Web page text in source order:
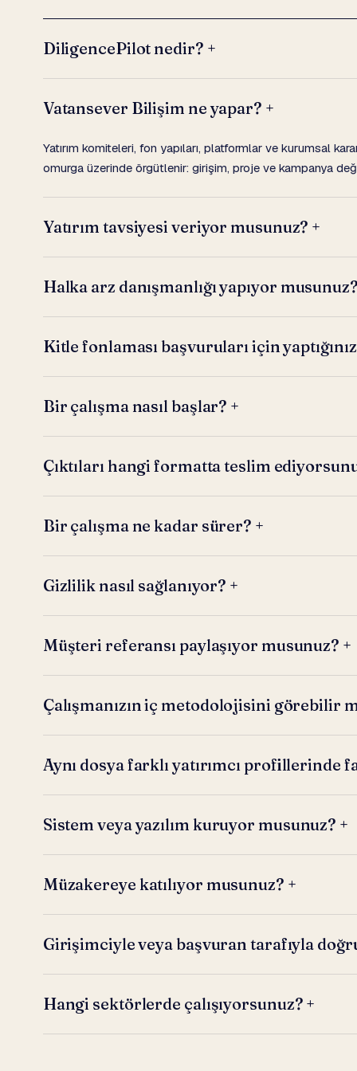
DiligencePilot nedir? +
Vatansever Bilişim ne yapar? +
Yatırım komiteleri, fon yapıları, platformlar ve kurumsal
omurga üzerinde örgütlenir: girişim, proje ve kampanya
Yatırım tavsiyesi veriyor musunuz? +
Halka arz danışmanlığı yapıyor
Kitle fonlaması başvuruları için
Bir çalışma nasıl başlar? +
Çıktıları hangi formatta teslim
Bir çalışma ne kadar sürer? +
Gizlilik nasıl sağlanıyor? +
Müşteri referansı paylaşıyor musunuz? +
Çalışmanızın iç metodolojisini görebilir
Aynı dosya farklı yatırımcı profillerinde
Sistem veya yazılım kuruyor musunuz? +
Müzakereye katılıyor musunuz? +
Girişimciyle veya başvuran tarafıyla
Hangi sektörlerde çalışıyorsunuz? +